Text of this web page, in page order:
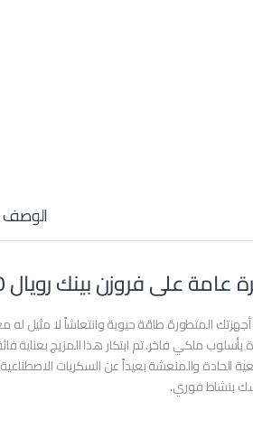
الوصف
عامة على فروزن بينك رويال 60 مل
بأسلوب ملكي فاخر. تم ابتكار هذا المزيج
الحادة والمنعشة بعيداً عن السكريات
بنشاط فوري.